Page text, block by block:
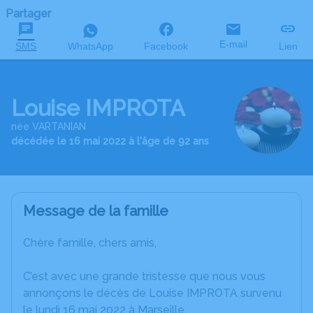
Partager
SMS WhatsApp Facebook E-mail Lien
Louise IMPROTA
née VARTANIAN
décédée le 16 mai 2022 à l'âge de 92 ans
Message de la famille
Chère famille, chers amis,
C’est avec une grande tristesse que nous vous
annonçons le décès de Louise IMPROTA survenu
le lundi 16 mai 2022 à Marseille.